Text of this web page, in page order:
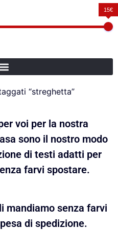
15€
“streghetta”
voi per la nostra
sono il nostro modo
di testi adatti per
farvi spostare.
mandiamo senza farvi
di spedizione.